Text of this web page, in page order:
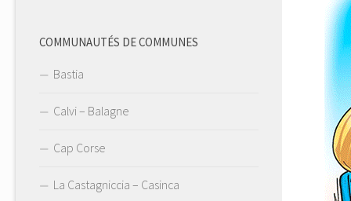
COMMUNAUTÉS DE COMMUNES
Bastia
Calvi – Balagne
Cap Corse
La Castagniccia – Casinca